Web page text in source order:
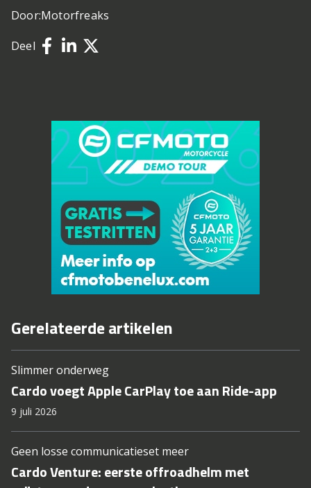
Door:Motorfreaks
Deel
Gerelateerde artikelen
Slimmer onderweg
Cardo voegt Apple CarPlay toe aan Ride-app
9 juli 2026
Geen losse communicatieset meer
Cardo Venture: eerste offroadhelm met